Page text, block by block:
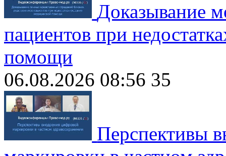
Доказывание
пациентов при
помощи
06.08.2026 08:56 35
Перспективы